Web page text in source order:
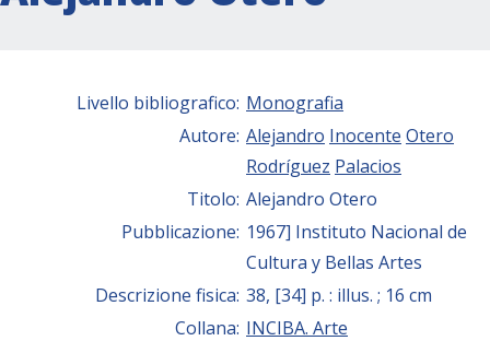
Livello bibliografico: Monografia
Autore: Alejandro Inocente Otero
Rodríguez Palacios
Titolo: Alejandro Otero
Pubblicazione: 1967] Instituto Nacional de
Cultura y Bellas Artes
Descrizione fisica: 38, [34] p. : illus. ; 16 cm
Collana: INCIBA. Arte